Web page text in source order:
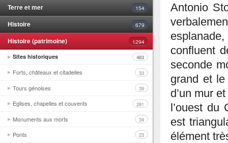
Terre et mer 154
Histoire 679
Histoire (patrimoine)
1294
Sites historiques
483
Forts, châteaux et citadelles 33
Tours génoises 39
Eglises, chapelles et couvents 281
Monuments aux morts 34
Ponts 23
Antonio
confluent
seconde
grand et
d’un mur
l’ouest
est
élément